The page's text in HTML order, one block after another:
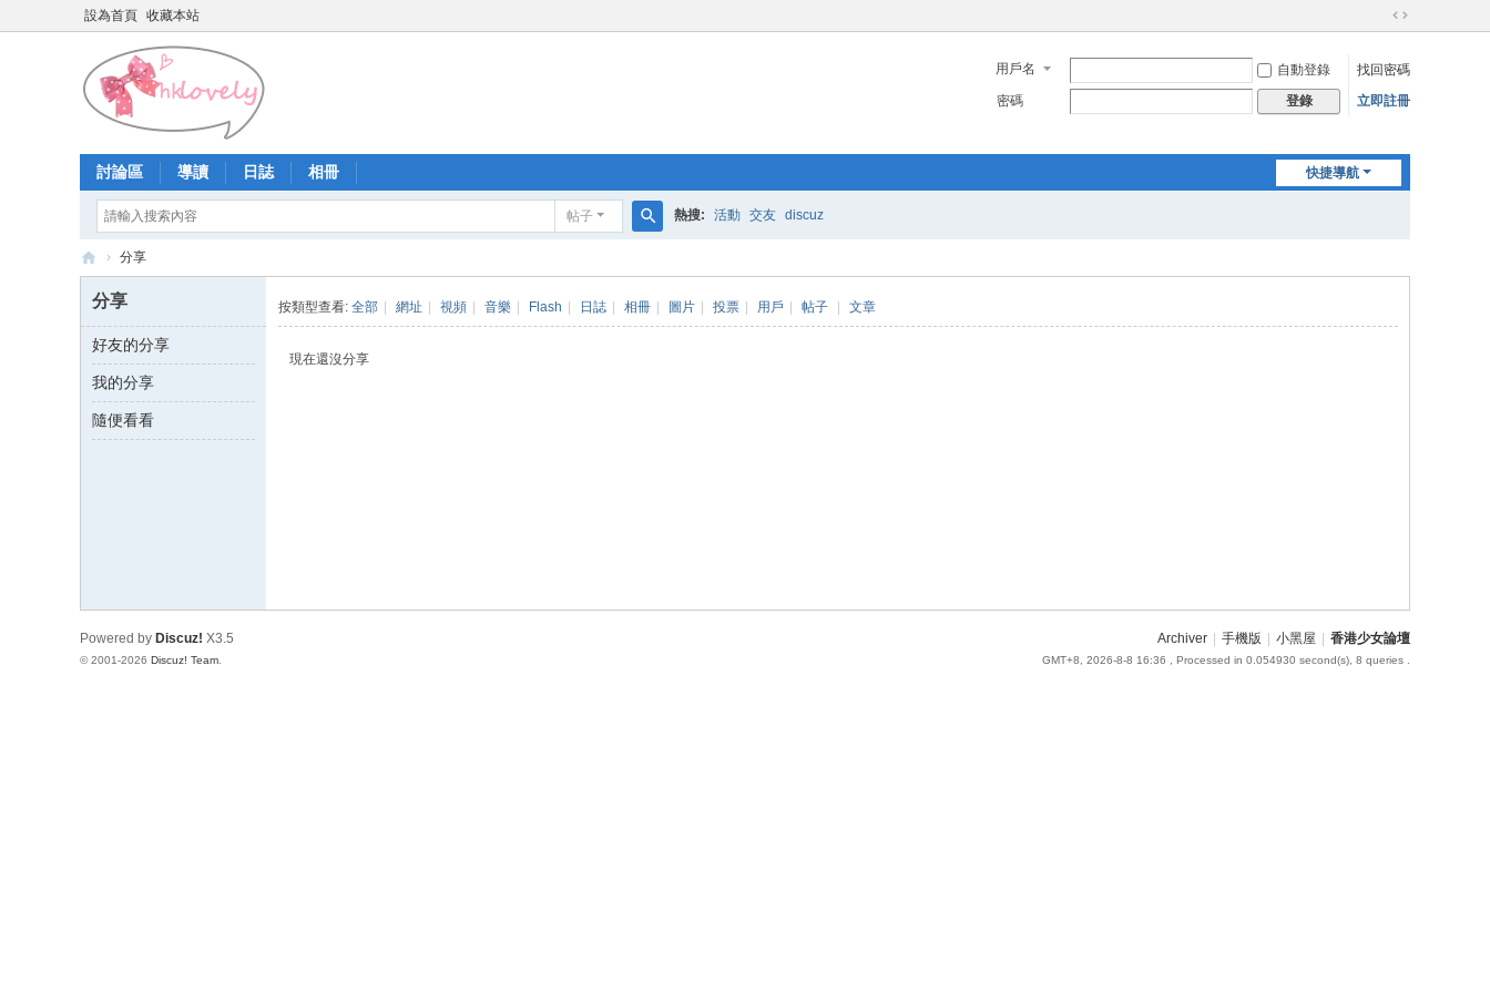
設為首頁 收藏本站
切
到
寬
用戶名 自動登錄
找回密碼
密碼
登錄 立即註冊
快捷導航
討論區 導讀 日誌 相冊
帖子
索
熱搜: 活動 交友 discuz
少
女
論
› 分享
分享
好友的分享
我的分享
隨便看看
按類型查看: 全部 網址 視頻 音樂 Flash 日誌 相冊 圖片 投票 用戶 帖子 文章
現在還沒分享
Archiver 手機版 小黑屋 香港少女論壇
GMT+8, 2026-8-8 16:36 , Processed in 0.054930 second(s), 8 queries .
Powered by Discuz! X3.5
© 2001-2026 Discuz! Team